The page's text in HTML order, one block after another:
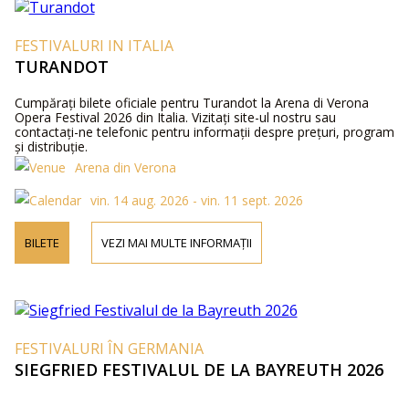
FESTIVALURI IN ITALIA
TURANDOT
Cumpărați bilete oficiale pentru Turandot la Arena di Verona
Opera Festival 2026 din Italia. Vizitați site-ul nostru sau
contactați-ne telefonic pentru informații despre prețuri, program
și distribuție.
Arena din Verona
vin. 14 aug. 2026 - vin. 11 sept. 2026
BILETE VEZI MAI MULTE INFORMAȚII
FESTIVALURI ÎN GERMANIA
SIEGFRIED FESTIVALUL DE LA BAYREUTH 2026